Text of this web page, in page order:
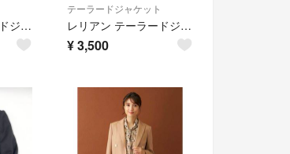
レリアン テーラードジャケット アウター コットン ストレッチ レディース 9サイズ カーキ Leilian
テーラードジャケット
レリアン テーラードジャケット アウター 七分袖 リネン 日本製 レディース 9サイズ ブラック Leilian
¥3,500